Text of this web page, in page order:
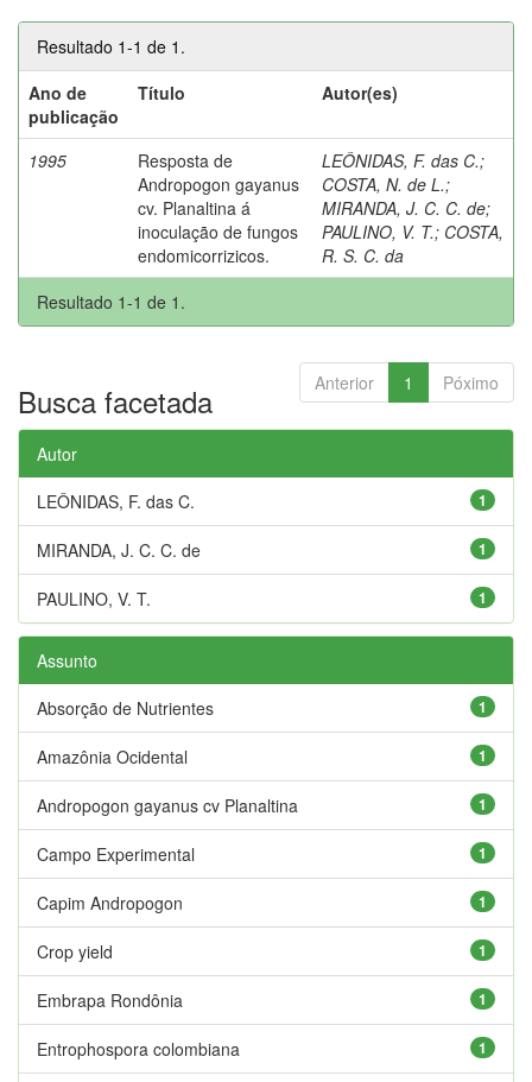
Resultado 1-1 de 1.
Ano de
publicação
Título Autor(es)
1995
Resposta de
Andropogon gayanus
cv. Planaltina á
inoculação de fungos
endomicorrizicos.
LEÔNIDAS, F. das C.;
COSTA, N. de L.;
MIRANDA, J. C. C. de;
PAULINO, V. T.; COSTA,
R. S. C. da
Resultado 1-1 de 1.
Anterior 1 Póximo
Busca facetada
Autor
1
LEÔNIDAS, F. das C.
1
MIRANDA, J. C. C. de
1
PAULINO, V. T.
Assunto
1
Absorção de Nutrientes
1
Amazônia Ocidental
1
Andropogon gayanus cv Planaltina
1
Campo Experimental
1
Capim Andropogon
1
Crop yield
1
Embrapa Rondônia
1
Entrophospora colombiana